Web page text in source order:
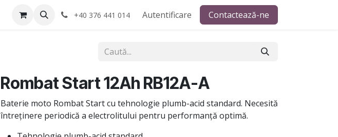
Service-uri montaj +40 376 441 014 Autentificare Contactează-ne
Rombat Start 12Ah RB12A-A
Baterie moto Rombat Start cu tehnologie plumb-acid standard. Necesită
întreținere periodică a electrolitului pentru performanță optimă.